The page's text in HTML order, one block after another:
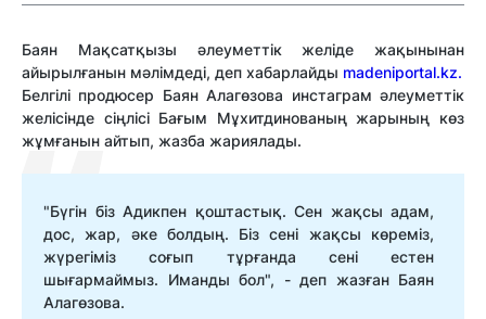
Баян Мақсатқызы әлеуметтік желіде жақынынан
айырылғанын мәлімдеді, деп хабарлайды madeniportal.kz.
Белгілі продюсер Баян Алагөзова инстаграм әлеуметтік
желісінде сіңлісі Бағым Мұхитдинованың жарының көз
жұмғанын айтып, жазба жариялады.
"Бүгін біз Адикпен қоштастық. Сен жақсы адам,
дос, жар, әке болдың. Біз сені жақсы көреміз,
жүрегіміз соғып тұрғанда сені естен
шығармаймыз. Иманды бол", - деп жазған Баян
Алагөзова.